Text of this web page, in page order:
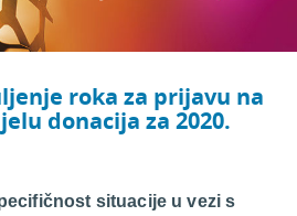
roka za prijavu na
donacija za 2020.
situacije u vezi s